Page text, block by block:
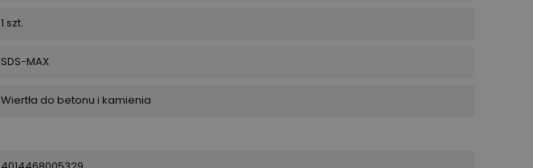
1 szt.
SDS-MAX
Wiertła do betonu i kamienia